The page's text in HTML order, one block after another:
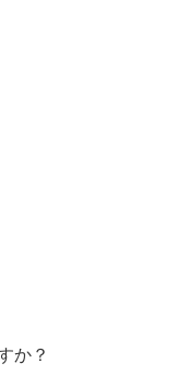
戒トーキョー滞在記》
か？